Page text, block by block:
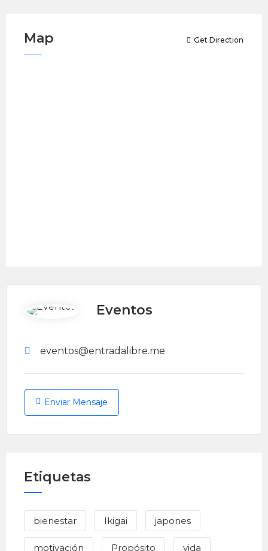
Map Get Direction
Eventos
eventos@entradalibre.me
Enviar Mensaje
Etiquetas
bienestar Ikigai japones
motivación Propósito vida